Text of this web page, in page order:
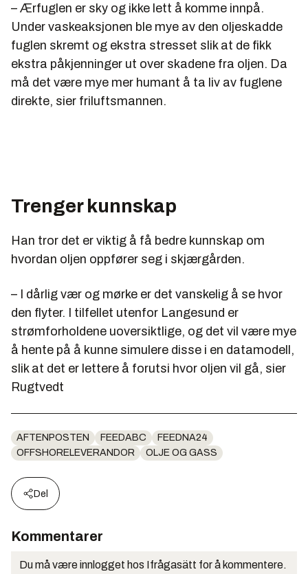
– Ærfuglen er sky og ikke lett å komme innpå.
Under vaskeaksjonen ble mye av den oljeskadde
fuglen skremt og ekstra stresset slik at de fikk
ekstra påkjenninger ut over skadene fra oljen. Da
må det være mye mer humant å ta liv av fuglene
direkte, sier friluftsmannen.
Trenger kunnskap
Han tror det er viktig å få bedre kunnskap om
hvordan oljen oppfører seg i skjærgården.
– I dårlig vær og mørke er det vanskelig å se hvor
den flyter. I tilfellet utenfor Langesund er
strømforholdene uoversiktlige, og det vil være mye
å hente på å kunne simulere disse i en datamodell,
slik at det er lettere å forutsi hvor oljen vil gå, sier
Rugtvedt
AFTENPOSTEN FEEDABC
FEEDNA24
OFFSHORELEVERANDOR
OLJE OG GASS
Del
Kommentarer
Du må være innlogget hos Ifrågasätt for å kommentere.